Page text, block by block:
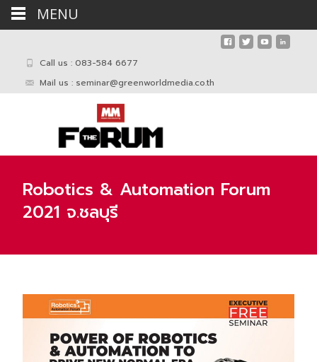
Call us : 083-584 6677
Mail us : seminar@greenworldmedia.co.th
Robotics & Automation Forum
2021 จ.ชลบุรี
MENU